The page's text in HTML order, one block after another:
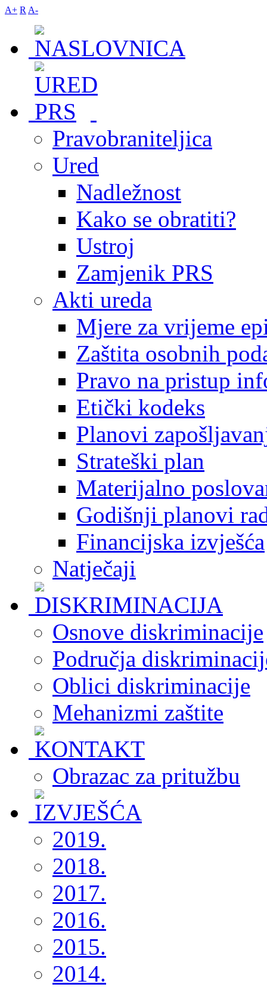
A+ R A-
Pravobraniteljica
Ured
Nadležnost
Kako se obratiti?
Ustroj
Zamjenik PRS
Akti ureda
Mjere za vrijeme
Zaštita osobnih
Pravo na pristup
Etički kodeks
Planovi
Strateški plan
Materijalno
Godišnji planovi
Financijska izvješća
Natječaji
Osnove diskriminacije
Područja
Oblici diskriminacije
Mehanizmi zaštite
Obrazac za pritužbu
2019.
2018.
2017.
2016.
2015.
2014.